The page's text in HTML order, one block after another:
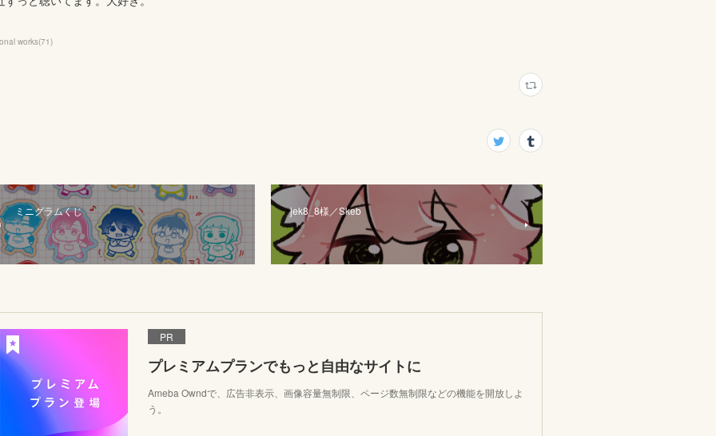
works(71)
ミニグラムくじ jek8_8様／Skeb
PR
プレミアムプランでもっと自由なサイトに
Ameba Owndで、広告非表示、画像容量無制限、ページ数無制限などの機能を開放しよ
う。